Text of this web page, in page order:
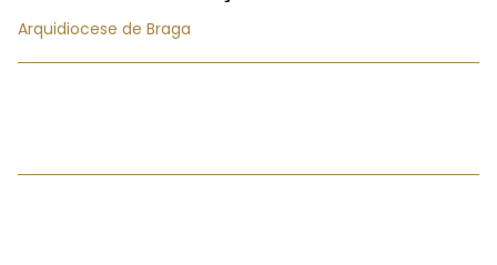
Arquidiocese de Braga